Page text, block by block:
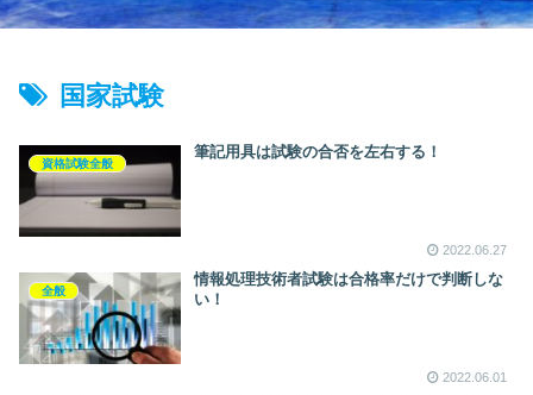
国家試験
資格試験全般
筆記用具は試験の合否を左右する！
2022.06.27
全般
情報処理技術者試験は合格率だけで判断しな
い！
2022.06.01